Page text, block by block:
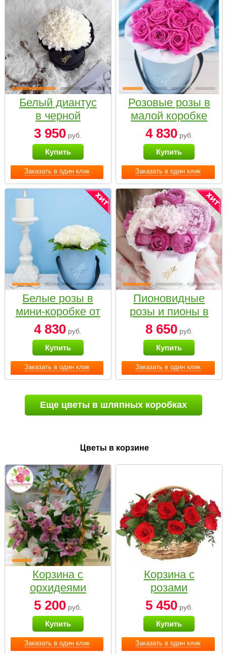
Заказать в один клик
Белый диантус
в черной
коробке Small
3 950 руб.
Купить
Заказать в один клик
Розовые розы в
малой коробке
4 830руб.
Купить
Заказать в один клик
Белые розы в
мини-коробке от
Bella Fiori
4 830 руб.
Купить
Заказать в один клик
Пионовидные
розы и пионы в
белой коробке
Small
8 650руб.
Купить
Еще цветы в шляпных коробках
Цветы в корзине
Заказать в один клик
Корзина с
орхидеями
малая
5 200 руб.
Купить
Заказать в один клик
Корзина с
розами
«Красный
Париж»
5 450руб.
Купить